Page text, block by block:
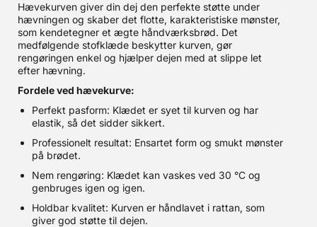
Hævekurven giver din dej den perfekte støtte under
hævningen og skaber det flotte, karakteristiske mønster,
som kendetegner et ægte håndværksbrød. Det
medfølgende stofklæde beskytter kurven, gør
rengøringen enkel og hjælper dejen med at slippe let
efter hævning.
Fordele ved hævekurve:
Perfekt pasform: Klædet er syet til kurven og har
elastik, så det sidder sikkert.
Professionelt resultat: Ensartet form og smukt mønster
på brødet.
Nem rengøring: Klædet kan vaskes ved 30 °C og
genbruges igen og igen.
Holdbar kvalitet: Kurven er håndlavet i rattan, som
giver god støtte til dejen.